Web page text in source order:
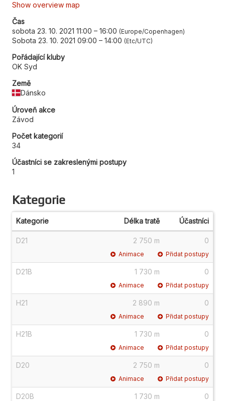
Show overview map
Čas
sobota 23. 10. 2021 11:00 – 16:00 Europe/Copenhagen
Sobota 23. 10. 2021 09:00 – 14:00 Etc/UTC
Pořádající kluby
OK Syd
Země
Dánsko
Úroveň akce
Závod
Počet kategorií
34
Účastníci se zakreslenými postupy
1
Kategorie
Kategorie Délka tratě Účastníci
D21 2 750 m 0
Animace Přidat postupy
D21B 1 730 m 0
Animace Přidat postupy
H21 2 890 m 0
Animace Přidat postupy
H21B 1 730 m 0
Animace Přidat postupy
D20 2 750 m 0
Animace Přidat postupy
D20B 1 730 m 0